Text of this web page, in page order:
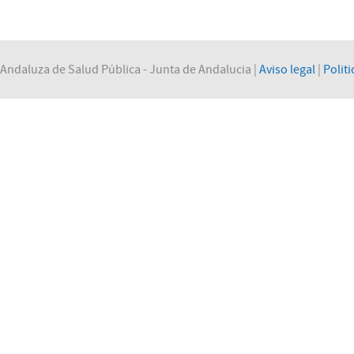
de Salud Pública - Junta de Andalucia | Aviso legal|